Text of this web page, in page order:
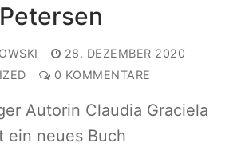
28. DEZEMBER 2020
0 KOMMENTARE
Autorin Claudia Graciela
ein neues Buch